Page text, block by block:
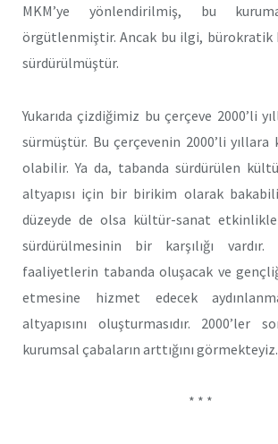
MKM’ye yönlendirilmiş, bu
örgütlenmiştir. Ancak bu ilgi, bürokratik
sürdürülmüştür.
Yukarıda çizdiğimiz bu çerçeve 2000’li
sürmüştür. Bu çerçevenin 2000’li yıllara
olabilir. Ya da, tabanda sürdürülen
altyapısı için bir birikim olarak
düzeyde de olsa kültür-sanat
sürdürülmesinin bir karşılığı
faaliyetlerin tabanda oluşacak ve
etmesine hizmet edecek
altyapısını oluşturmasıdır. 2000’ler
kurumsal çabaların arttığını görmekteyiz.
* * *